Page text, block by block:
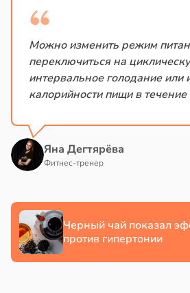
19:55
19:52
Можно изменить режим
переключиться на
интервальное голодание или
калорийности пищи в
Яна Дегтярёва
Фитнес-тренер
Черный чай показал
против гипертонии